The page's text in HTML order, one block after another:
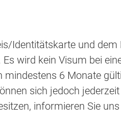
Identitätskarte und dem
wird kein Visum bei
6 Monate
sich jedoch
informieren Sie